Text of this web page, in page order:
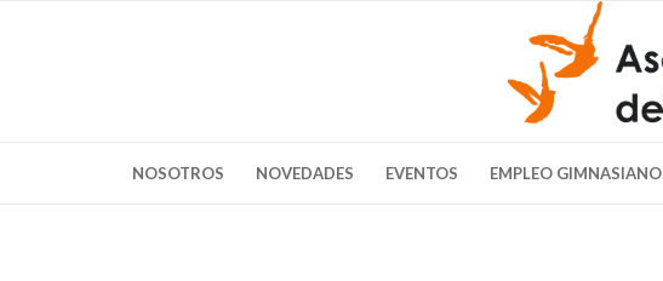
NOSOTROS NOVEDADES EVENTOS EMPLEO GIMNASIANO